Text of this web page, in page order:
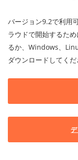
バージョン9.2で利用
ラウドで開始するた
るか、Windows、
ダウンロードしてくだ